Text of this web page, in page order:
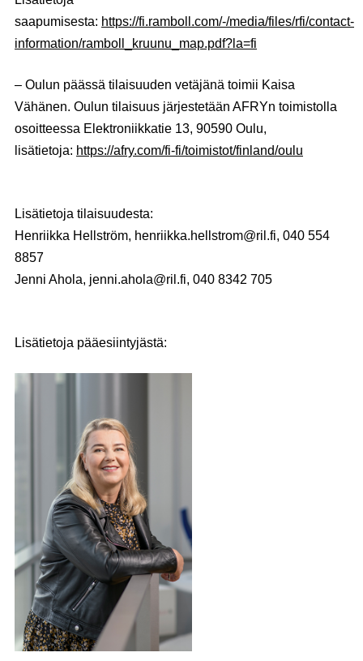
saapumisesta: https://fi.ramboll.com/-/media/files/rfi/contact-
information/ramboll_kruunu_map.pdf?la=fi
– Oulun päässä tilaisuuden vetäjänä toimii Kaisa
Vähänen. Oulun tilaisuus järjestetään AFRYn toimistolla
osoitteessa Elektroniikkatie 13, 90590 Oulu,
lisätietoja: https://afry.com/fi-fi/toimistot/finland/oulu
Lisätietoja tilaisuudesta:
Henriikka Hellström, henriikka.hellstrom@ril.fi, 040 554
8857
Jenni Ahola, jenni.ahola@ril.fi, 040 8342 705
Lisätietoja pääesiintyjästä: